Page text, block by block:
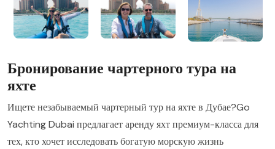
Бронирование чартерного тура на
яхте
Ищете незабываемый чартерный тур на яхте в Дубае?Go
Yachting Dubai предлагает аренду яхт премиум-класса для
тех, кто хочет исследовать богатую морскую жизнь